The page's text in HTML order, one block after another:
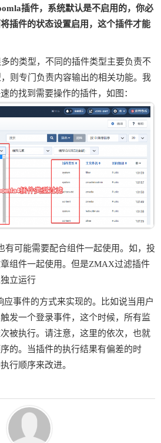
插件，系统默认是不启用的，你必
插件的状态设置启用，这个插件才能
的类型，不同的插件类型主要负责不
则专门负责内容输出的相关功能。我
的找到需要操作的插件，如图：
有可能需要配合组件一起使用。如，投
组件一起使用。但是ZMAX过滤插件
立运行
应事件的方式来实现的。比如说当用户
发一个登录事件，这个时候，所有监
被执行。请注意，这里的依次，也就
的。当插件的执行结果有偏差的时
行顺序来改进。